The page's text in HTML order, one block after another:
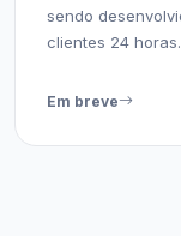
sendo
clientes 24 horas.
Em breve